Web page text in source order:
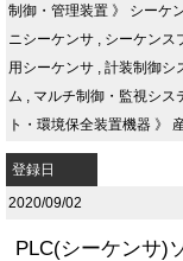
制御・管理装置 》 シーケ
ニシーケンサ
シーケンス
用シーケンサ
計装制御シ
ム
マルチ制御・監視シス
ト・環境保全装置機器 》
登録日
2020/09/02
PLC(シーケンサ)